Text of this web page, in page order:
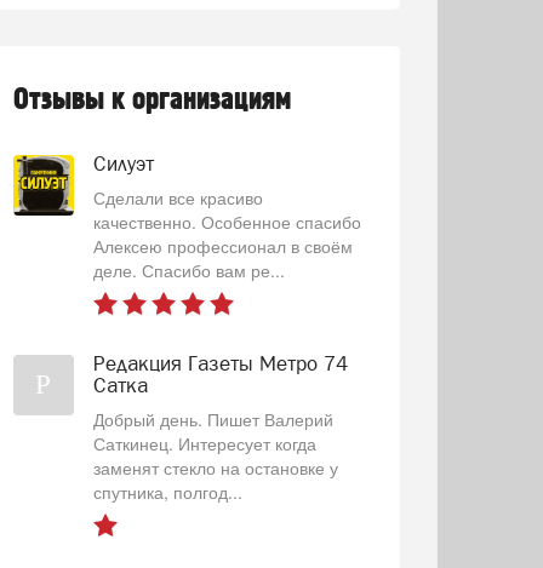
Отзывы к организациям
Силуэт
Сделали все красиво
качественно. Особенное спасибо
Алексею профессионал в своём
деле. Спасибо вам ре...
Р
Редакция Газеты Метро 74
Сатка
Добрый день. Пишет Валерий
Саткинец. Интересует когда
заменят стекло на остановке у
спутника, полгод...